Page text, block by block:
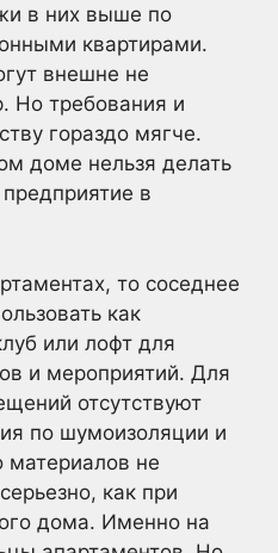
в них выше по
квартирами.
внешне не
Но требования и
гораздо мягче.
доме нельзя делать
в
то соседнее
как
или лофт для
и мероприятий. Для
отсутствуют
по шумоизоляции и
материалов не
как при
дома. Именно на